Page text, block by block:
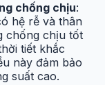
chống chịu:
hệ rễ và thân
chống chịu tốt
tiết khắc
này đảm bảo
suất cao.